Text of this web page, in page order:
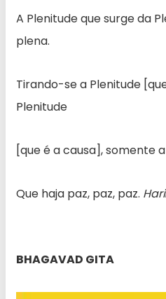
A Plenitude que surge da
plena.
Tirando-se a Plenitude
Plenitude
[que é a causa], somente
Que haja paz, paz, paz.
BHAGAVAD GITA